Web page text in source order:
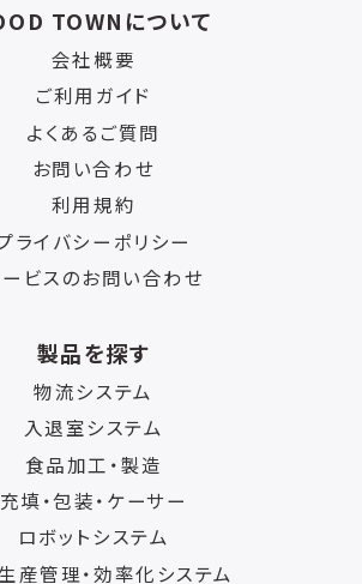
TOWNについて
会社概要
ご利用ガイド
よくあるご質問
お問い合わせ
利用規約
ライバシーポリシー
ビスのお問い合わせ
製品を探す
物流システム
入退室システム
食品加工・製造
充填・包装・ケーサー
ロボットシステム
産管理・効率化システム